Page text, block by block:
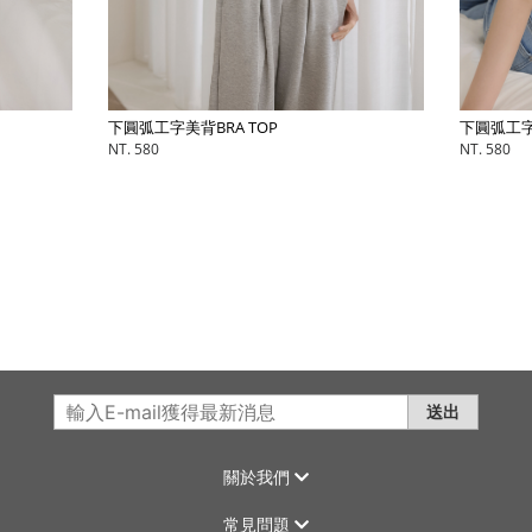
下圓弧工字美背BRA TOP
NT. 580
下圓弧工
NT. 580
送出
關於我們
常見問題